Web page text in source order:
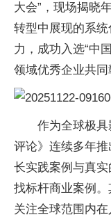
大会”，现场揭晓
转型中展现的系
力，成功入选“中
领域优秀企业共同
作为全球极
评论》连续多年推
长实践案例与真
找标杆商业案例。
关注全球范围内